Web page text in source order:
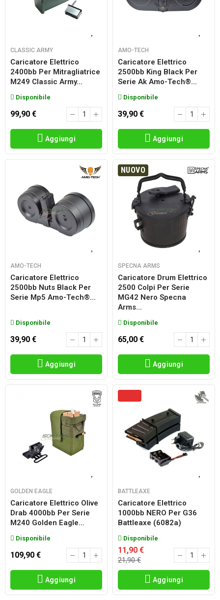
CLASSIC ARMY
Caricatore Elettrico
2400bb Per Mitragliatrice
M249 Classic Army...
Disponibile
99,90 €
Aggiungi
AMO-TECH
Caricatore Elettrico
2500bb King Black Per
Serie Ak Amo-Tech®...
Disponibile
39,90 €
Aggiungi
AMO-TECH
Caricatore Elettrico
2500bb Nuts Black Per
Serie Mp5 Amo-Tech®...
Disponibile
39,90 €
Aggiungi
NUOVO
SPECNA ARMS
Caricatore Drum Elettrico
2500 Colpi Per Serie
MG42 Nero Specna
Arms...
Disponibile
65,00 €
Aggiungi
GOLDEN EAGLE
Caricatore Elettrico Olive
Drab 4000bb Per Serie
M240 Golden Eagle...
Disponibile
109,90 €
Aggiungi
BATTLEAXE
Caricatore Elettrico
1000bb NERO Per G36
Battleaxe (6082a)
Disponibile
11,90 €
21,90 €
Aggiungi